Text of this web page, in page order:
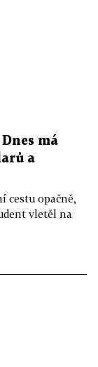
má
a
cestu opačně,
vletěl na